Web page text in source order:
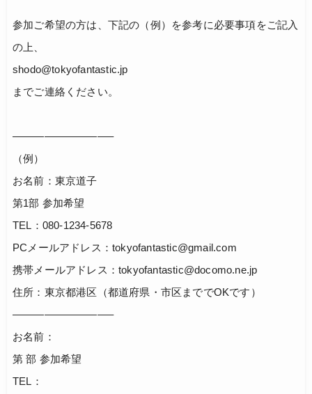
参加ご希望の方は、下記の（例）を参考に必要事項をご記入
の上、
shodo@tokyofantastic.jp
までご連絡ください。
—————————–
（例）
お名前：東京道子
第1部 参加希望
TEL：080-1234-5678
PCメールアドレス：tokyofantastic@gmail.com
携帯メールアドレス：tokyofantastic@docomo.ne.jp
住所：東京都港区（都道府県・市区まででOKです）
—————————–
お名前：
第 部 参加希望
TEL：